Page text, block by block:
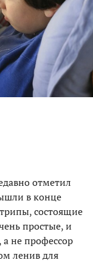
отметил
в конце
состоящие
простые, и
не профессор
ленив для